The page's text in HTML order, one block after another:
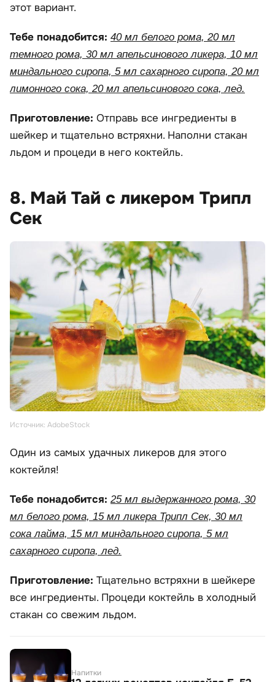
этот вариант.
Тебе понадобится: 40 мл белого рома, 20 мл
темного рома, 30 мл апельсинового ликера, 10 мл
миндального сиропа, 5 мл сахарного сиропа, 20 мл
лимонного сока, 20 мл апельсинового сока, лед.
Приготовление: Отправь все ингредиенты в
шейкер и тщательно встряхни. Наполни стакан
льдом и процеди в него коктейль.
8. Май Тай с ликером Трипл
Сек
Источник: AdobeStock
Один из самых удачных ликеров для этого
коктейля!
Тебе понадобится: 25 мл выдержанного рома, 30
мл белого рома, 15 мл ликера Трипл Сек, 30 мл
сока лайма, 15 мл миндального сиропа, 5 мл
сахарного сиропа, лед.
Приготовление: Тщательно встряхни в шейкере
все ингредиенты. Процеди коктейль в холодный
стакан со свежим льдом.
Напитки